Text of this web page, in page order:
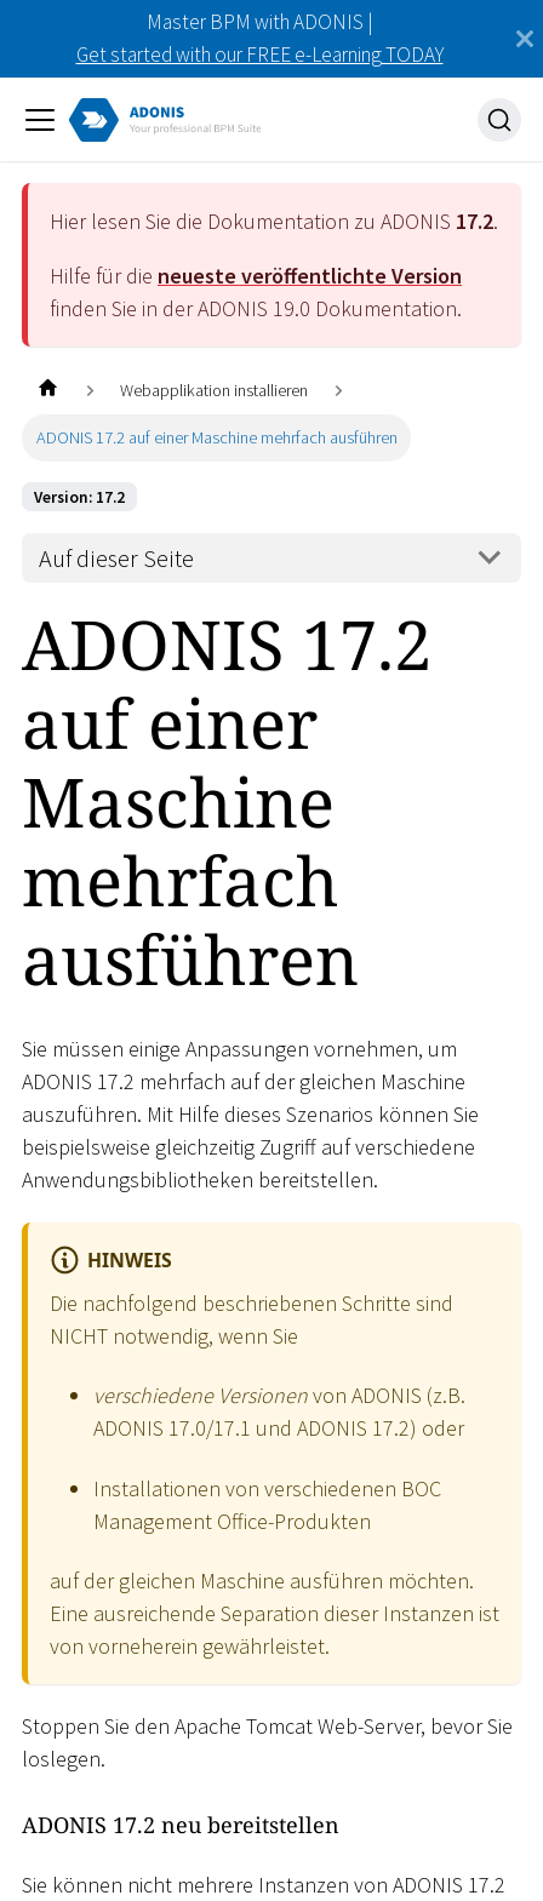
Master BPM with ADONIS |
Get started with our FREE e-Learning TODAY
Hier lesen Sie die Dokumentation zu ADONIS 17.2.
Hilfe für die neueste veröffentlichte Version
finden Sie in der ADONIS 19.0 Dokumentation.
Webapplikation installieren
ADONIS 17.2 auf einer Maschine mehrfach ausführen
Version: 17.2
Auf dieser Seite
ADONIS 17.2
auf einer
Maschine
mehrfach
ausführen
Sie müssen einige Anpassungen vornehmen, um
ADONIS 17.2 mehrfach auf der gleichen Maschine
auszuführen. Mit Hilfe dieses Szenarios können Sie
beispielsweise gleichzeitig Zugriff auf verschiedene
Anwendungsbibliotheken bereitstellen.
HINWEIS
Die nachfolgend beschriebenen Schritte sind
NICHT notwendig, wenn Sie
verschiedene Versionenvon ADONIS (z.B.
ADONIS 17.0/17.1 und ADONIS 17.2) oder
Installationen von verschiedenen BOC
Management Office-Produkten
auf der gleichen Maschine ausführen möchten.
Eine ausreichende Separation dieser Instanzen ist
von vorneherein gewährleistet.
Stoppen Sie den Apache Tomcat Web-Server, bevor Sie
loslegen.
ADONIS 17.2 neu bereitstellen
Sie können nicht mehrere Instanzen von ADONIS 17.2